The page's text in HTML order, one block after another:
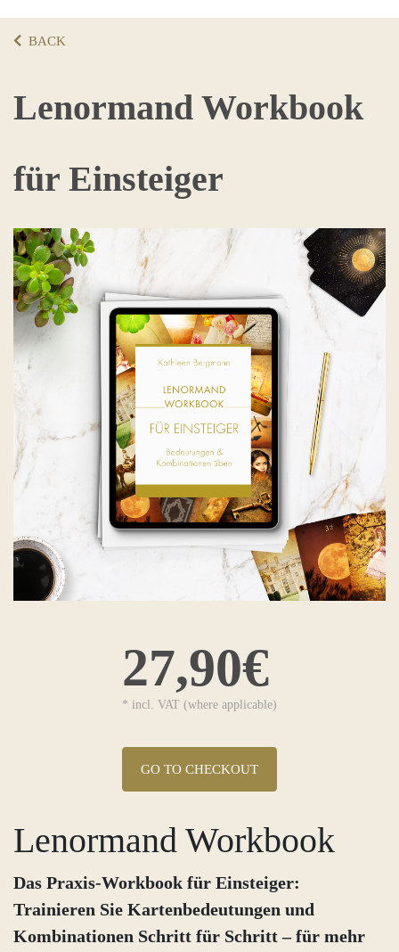
BACK
Lenormand Workbook
für Einsteiger
27,90€
* incl. VAT (where applicable)
GO TO CHECKOUT
Lenormand Workbook
Das Praxis-Workbook für Einsteiger:
Trainieren Sie Kartenbedeutungen und
Kombinationen Schritt für Schritt – für mehr